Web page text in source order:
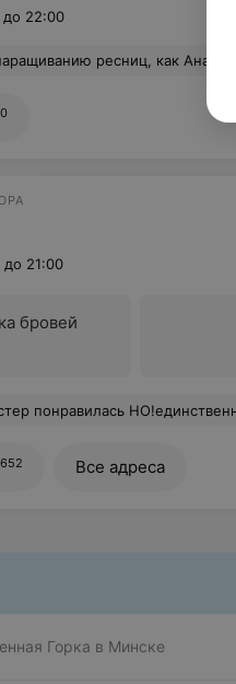
до 22:00
на качество, очень приветливая и вежливая. Меня поражает её работа. Сегодня третий день, у меня не выпало ни одной
до 21:00
бровей
бы после процедуры замазывать консилером красноту, а не носить с собой косметику. Впервые на
Все адреса
Горка в Минске